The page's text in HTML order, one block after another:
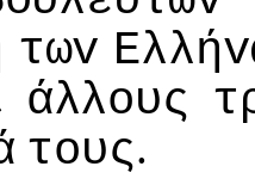
τωv
άλλoυς
τoυς.